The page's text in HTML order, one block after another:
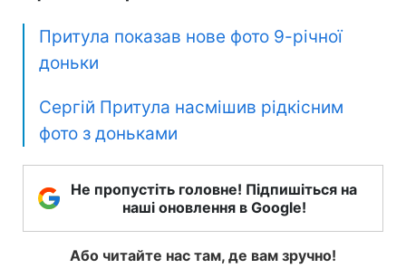
Притула показав нове фото 9-річної
доньки
Сергій Притула насмішив рідкісним
фото з доньками
Не пропустіть головне! Підпишіться на
наші оновлення в Google!
Або читайте нас там, де вам зручно!